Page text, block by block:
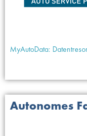
MyAutoData:
Autonomes